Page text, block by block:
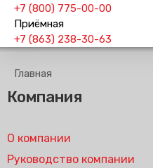
+7 (800) 775-00-00
Приёмная
+7 (863) 238-30-63
Главная
Компания
О компании
Руководство компании